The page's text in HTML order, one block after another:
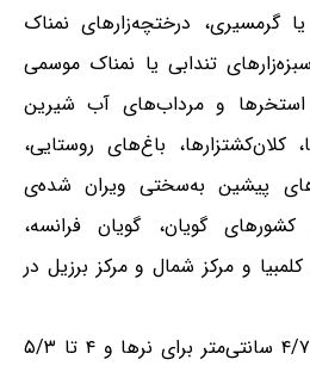
گرمسیری، درختچه‌زارهای نمناک
تندابی یا نمناک موسمی
استخرها و مرداب‌های آب شیرین
کلان‌کشتزارها، باغ‌های روستایی،
پیشین به‌سختی ویران شده‌ی
گویان، گویان فرانسه،
و مرکز شمال و مرکز برزیل در
بدن به درازای ۳/۱ تا ۴/۷ سانتی‌متر برای نرها و ۴ تا ۵/۳